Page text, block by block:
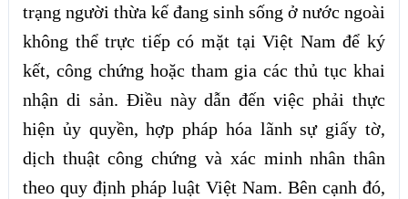
trạng người thừa kế đang sinh sống ở nước ngoài
không thể trực tiếp có mặt tại Việt Nam để ký
kết, công chứng hoặc tham gia các thủ tục khai
nhận di sản. Điều này dẫn đến việc phải thực
hiện ủy quyền, hợp pháp hóa lãnh sự giấy tờ,
dịch thuật công chứng và xác minh nhân thân
theo quy định pháp luật Việt Nam. Bên cạnh đó,